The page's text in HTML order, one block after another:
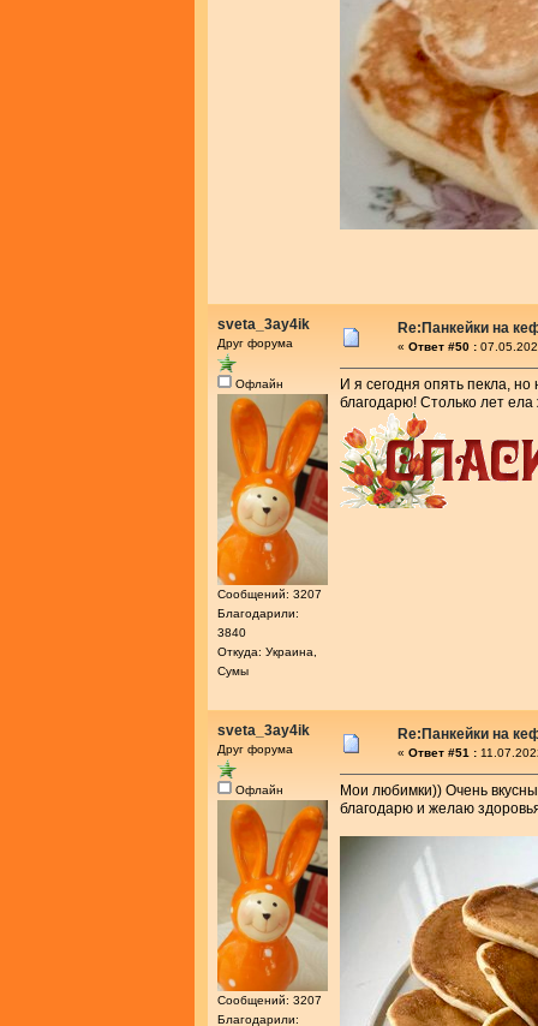
sveta_3ay4ik
Друг форума
Офлайн
Сообщений: 3207
Благодарили:
3840
Откуда: Украина,
Сумы
Re:Панкейки на
« Ответ #50 :
И я сегодня опять пекла,
благодарю! Столько лет
sveta_3ay4ik
Друг форума
Офлайн
Сообщений: 3207
Благодарили:
Re:Панкейки на
« Ответ #51 :
Мои любимки)) Очень
благодарю и желаю